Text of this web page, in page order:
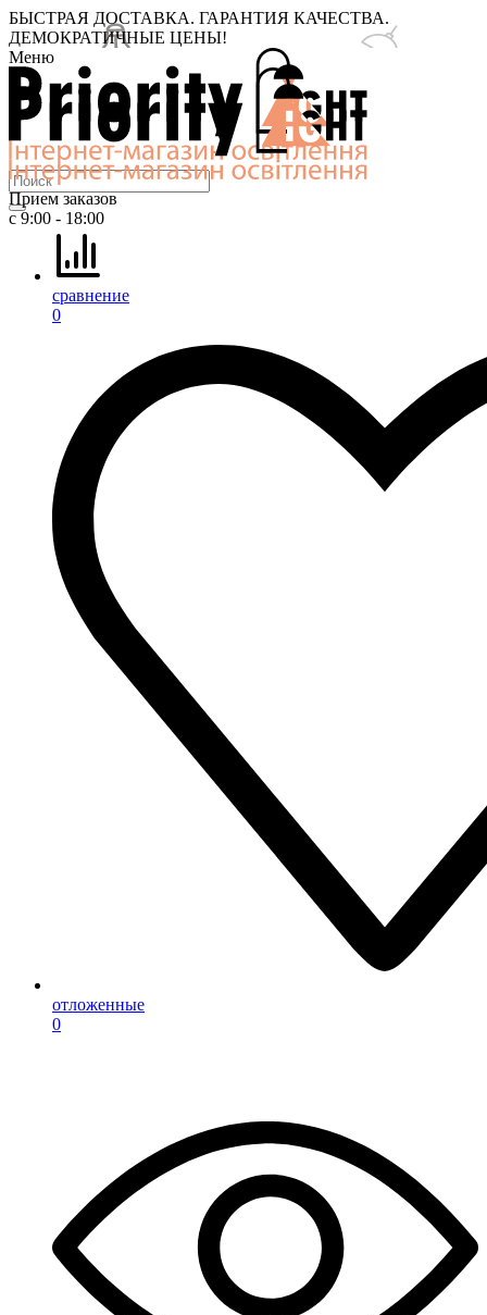
БЫСТРАЯ ДОСТАВКА. ГАРАНТИЯ КАЧЕСТВА.
ДЕМОКРАТИЧНЫЕ ЦЕНЫ!
Меню
Прием заказов
с 9:00 - 18:00
сравнение
0
отложенные
0